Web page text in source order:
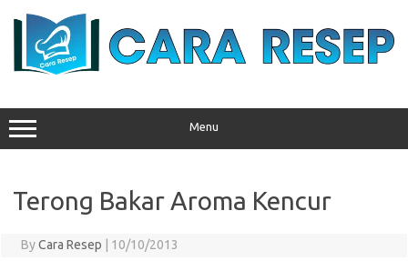
Menu
Terong Bakar Aroma Kencur
ByCara Resep 10/10/2013